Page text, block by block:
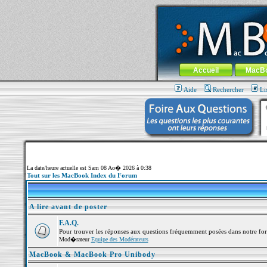
MacBook-fr.com : 100% Apple... 100%
Aller au contenu-Aller au menu
Menu général
Accueil
Aide Rechercher
La date/heure actuelle est Sam 08 Ao� 2026 à 0:38
Tout sur les MacBook Index du Forum
A lire avant de poster
F.A.Q.
Pour trouver les réponses aux questions fréquemment posées dans notre
Mod�rateurEquipe des Modérateurs
MacBook & MacBook Pro Unibody